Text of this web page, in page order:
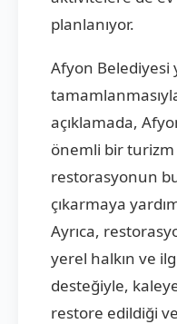
planlanıyor.
Afyon
açıklamada,
önemli bir turizm
restorasyonun
çıkarmaya
Ayrıca,
yerel halkın ve
desteğiyle,
restore edildiği ve